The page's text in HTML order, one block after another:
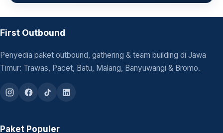
First Outbound
Penyedia paket outbound, gathering & team building di Jawa
Timur: Trawas, Pacet, Batu, Malang, Banyuwangi & Bromo.
Paket Populer